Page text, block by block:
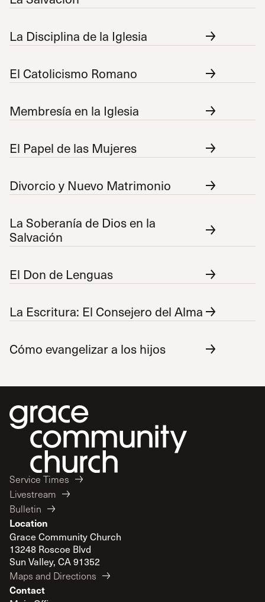
La Disciplina de la Iglesia
El Catolicismo Romano
Membresía en la Iglesia
El Papel de las Mujeres
Divorcio y Nuevo Matrimonio
La Soberanía de Dios en la
Salvación
El Don de Lenguas
La Escritura: El Consejero del Alma
Cómo evangelizar a los hijos
Service Times
Livestream
Bulletin
Location
Grace Community Church
13248 Roscoe Blvd
Sun Valley, CA 91352
Maps and Directions
Contact